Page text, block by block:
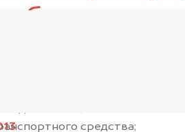
средства;